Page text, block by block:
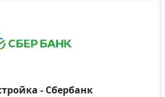
- Сбербанк